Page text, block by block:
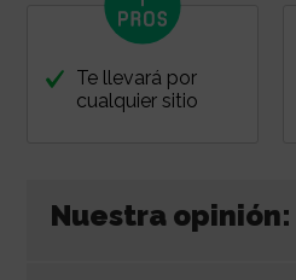
Te llevará por
cualquier sitio
Nuestra opinión: